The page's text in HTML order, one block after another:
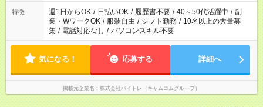
特徴 週1日からOK / 日払いOK / 履歴書不要 / 40～50代活躍中 / 副
業・WワークOK / 服装自由 / シフト勤務 / 10名以上の大量募
集 / 電話対応なし / パソコンスキル不要
気になる！ 応募する 詳細へ
掲載元企業名 株式会社バイトレ（キャムコムグループ）